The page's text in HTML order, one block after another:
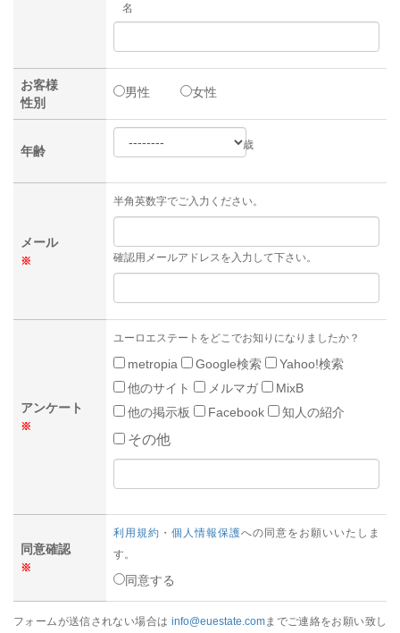
名
お客様
性別
男性 女性
年齢 歳
メール
※
半角英数字でご入力ください。
確認用メールアドレスを入力して下さい。
アンケート
※
ユーロエステートをどこでお知りになりましたか？
metropia Google検索
Yahoo!検索
他のサイト
メルマガ
MixB
他の掲示板
Facebook 知人の紹介
その他
同意確認
※
利用規約 ・ 個人情報保護への同意をお願いいたしま
す。
同意する
フォームが送信されない場合は info@euestate.comまでご連絡をお願い致し